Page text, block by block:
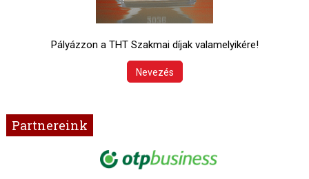
Pályázzon a THT Szakmai díjak valamelyikére!
Nevezés
Partnereink